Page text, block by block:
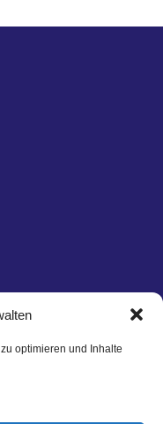
optimieren und Inhalte